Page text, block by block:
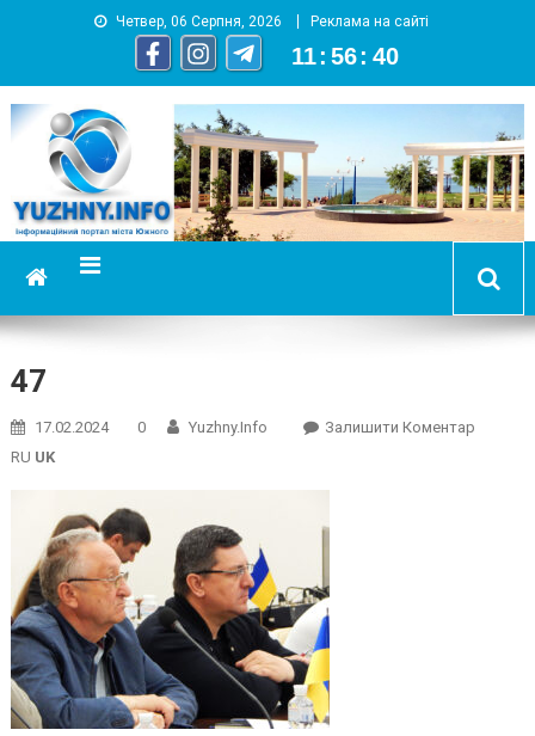
Четвер, 06 Серпня, 2026 Реклама на сайті
11 : 56 : 41
YUZHNY.INFO
информационный портал города Южный
47
17.02.2024 0 Yuzhny.info Залишити КоментарOn
RU UK